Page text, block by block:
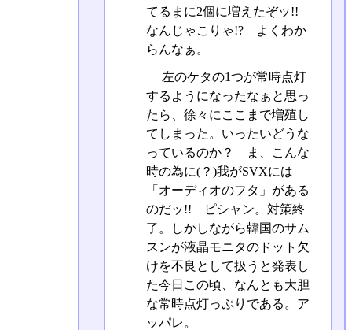
てるまに2個に増えたぞッ!!
なんじゃこりゃ!? よくわか
らんなぁ。
左のケタの1つが常時点灯
するようになったなぁと思っ
たら、徐々にここまで増殖し
てしまった。いったいどうな
っているのか？ ま、こんな
時の為に(？)我がSVXには
「オーディオのフタ」がある
のだッ!! ピシャン。対策終
了。しかしながら韓国のサム
スンが液晶モニタのドット欠
けを不良として扱うと発表し
た今日この頃、なんとも大胆
な常時点灯っぷりである。ア
ッパレ。